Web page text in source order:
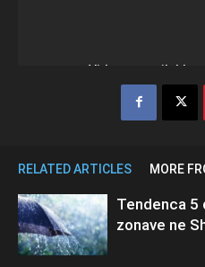
RELATED ARTICLES MORE
Tendenca 5
zonave ne